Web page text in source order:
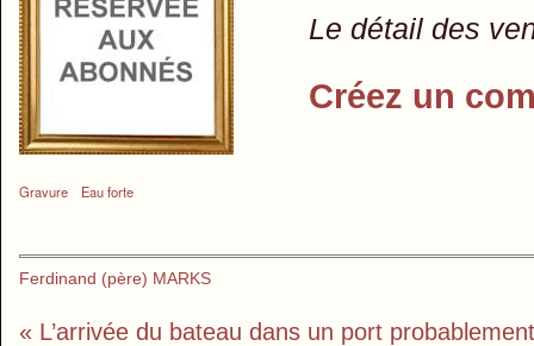
Gravure Eau forte
Le détail des
Créez un
Ferdinand (père) MARKS
« L’arrivée du bateau dans un port